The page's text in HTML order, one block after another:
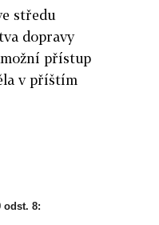
středu
dopravy
přístup
v příštím
odst. 8: